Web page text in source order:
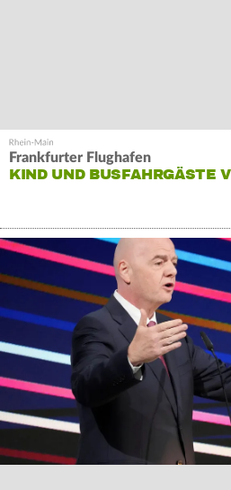
Frankfurter Flughafen
KIND UND BUSFAHRGÄSTE